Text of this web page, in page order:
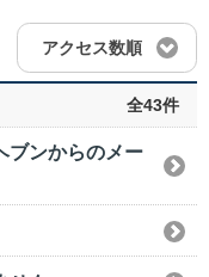
アクセス数順
全43件
ブンからのメー